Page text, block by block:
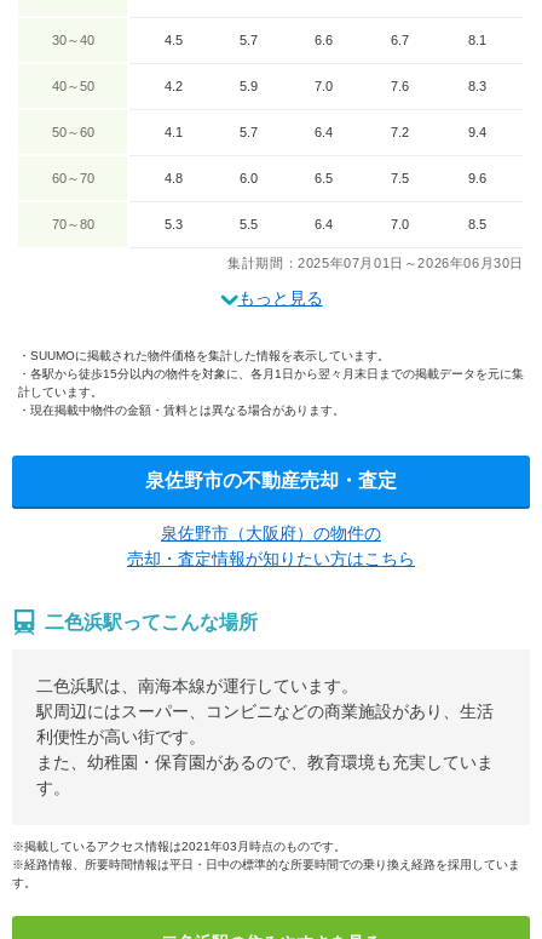
30～40 4.5 5.7 6.6 6.7 8.1
40～50 4.2 5.9 7.0 7.6 8.3
50～60 4.1 5.7 6.4 7.2 9.4
60～70 4.8 6.0 6.5 7.5 9.6
70～80 5.3 5.5 6.4 7.0 8.5
集計期間：2025年07月01日～2026年06月30日
もっと見る
SUUMOに掲載された物件価格を集計した情報を表示しています。
各駅から徒歩15分以内の物件を対象に、各月1日から翌々月末日までの掲載データを元に集
計しています。
現在掲載中物件の金額・賃料とは異なる場合があります。
泉佐野市の不動産売却・査定
泉佐野市（大阪府）の物件の
売却・査定情報が知りたい方はこちら
二色浜駅ってこんな場所
二色浜駅は、南海本線が運行しています。
駅周辺にはスーパー、コンビニなどの商業施設があり、生活
利便性が高い街です。
また、幼稚園・保育園があるので、教育環境も充実していま
す。
※掲載しているアクセス情報は2021年03月時点のものです。
※経路情報、所要時間情報は平日・日中の標準的な所要時間での乗り換え経路を採用していま
す。